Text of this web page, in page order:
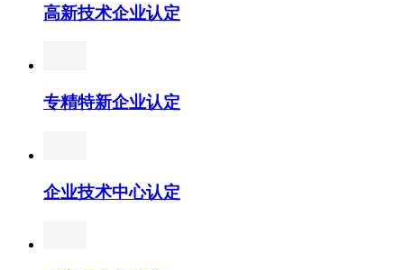
高新技术企业认定
专精特新企业认定
企业技术中心认定